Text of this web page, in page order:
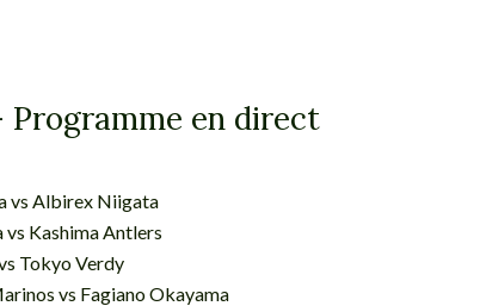
Programme en direct
vs Albirex Niigata
Kashima Antlers
Tokyo Verdy
vs Fagiano Okayama